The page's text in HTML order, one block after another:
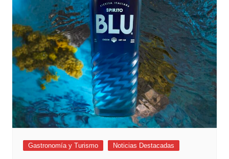
Gastronomía y Turismo Noticias Destacadas